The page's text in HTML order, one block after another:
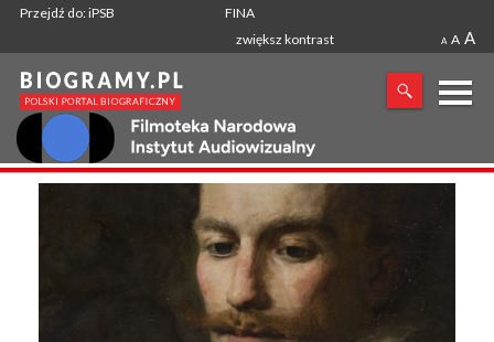
Przejdź do: iPSB
FINA
zwiększ kontrast
A A A
X
SZUKANA FRAZA